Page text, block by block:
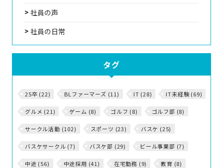
社員の声
社員の日常
タグ
25卒 (22) BLファーマーズ (11) IT (28) IT未経験 (69)
グルメ (21) ゲーム (8) ゴルフ (8) ゴルフ部 (8)
サークル活動 (102) スポーツ (23) バスケ (25)
バスケサークル (7) バスケ部 (29) ビール事業部 (7)
中途 (56) 中途採用 (41) 在宅勤務 (9) 教育 (8)